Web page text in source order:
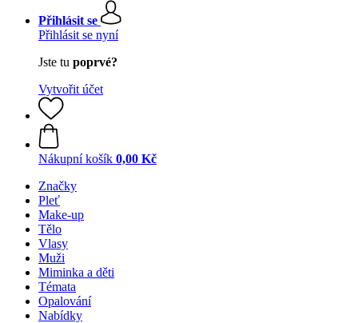
Přihlásit se
Přihlásit se nyní
Jste tu poprvé?
Vytvořit účet
Nákupní košík 0,00 Kč
Značky
Pleť
Make-up
Tělo
Vlasy
Muži
Miminka a děti
Témata
Opalování
Nabídky